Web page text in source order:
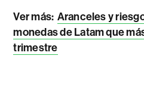
Ver más: Aranceles y
monedas de Latam que
trimestre